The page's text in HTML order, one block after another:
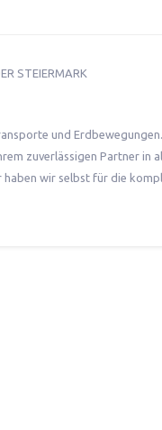
STEIERMARK
und
zuverlässigen Partner in
haben wir selbst für die